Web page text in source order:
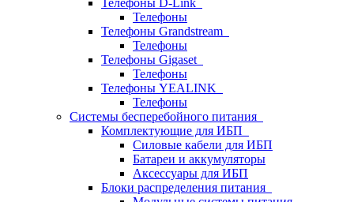
Телефоны D-Link
Телефоны
Телефоны Grandstream
Телефоны
Телефоны Gigaset
Телефоны
Телефоны YEALINK
Телефоны
Системы бесперебойного питания
Комплектующие для ИБП
Силовые кабели для ИБП
Батареи и аккумуляторы
Аксессуары для ИБП
Блоки распределения питания